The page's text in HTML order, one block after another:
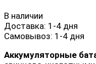
В наличии
Доставка: 1-4 дня
Самовывоз: 1-4 дня
Аккумуляторные